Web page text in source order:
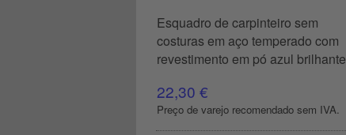
Esquadro de carpinteiro sem
costuras em aço temperado com
revestimento em pó azul brilhante
22,30 €
Preço de varejo recomendado sem IVA.